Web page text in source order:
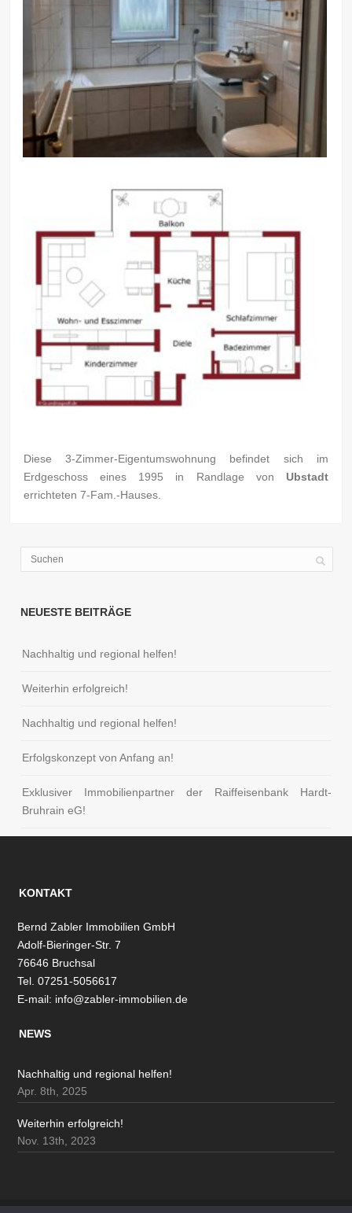
Diese 3-Zimmer-Eigentumswohnung befindet sich im
Erdgeschoss eines 1995 in Randlage von Ubstadt
errichteten 7-Fam.-Hauses.
NEUESTE BEITRÄGE
Nachhaltig und regional helfen!
Weiterhin erfolgreich!
Nachhaltig und regional helfen!
Erfolgskonzept von Anfang an!
Exklusiver Immobilienpartner der Raiffeisenbank Hardt-
Bruhrain eG!
KONTAKT
Bernd Zabler Immobilien GmbH
Adolf-Bieringer-Str. 7
76646 Bruchsal
Tel. 07251-5056617
E-mail: info@zabler-immobilien.de
NEWS
Nachhaltig und regional helfen!
Apr. 8th, 2025
Weiterhin erfolgreich!
Nov. 13th, 2023